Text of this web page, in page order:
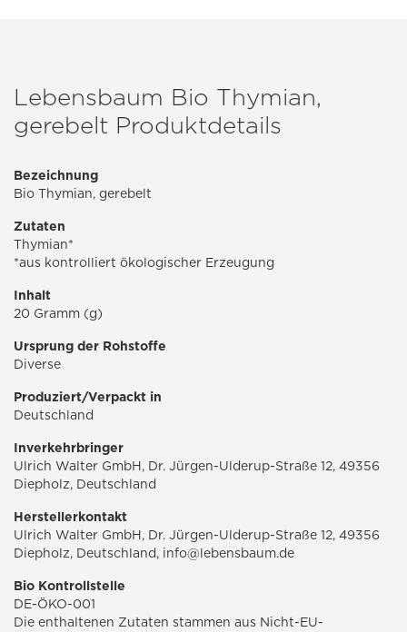
Lebensbaum Bio Thymian,
gerebelt Produktdetails
Bezeichnung
Bio Thymian, gerebelt
Zutaten
Thymian*
*aus kontrolliert ökologischer Erzeugung
Inhalt
20 Gramm (g)
Ursprung der Rohstoffe
Diverse
Produziert/Verpackt in
Deutschland
Inverkehrbringer
Ulrich Walter GmbH, Dr. Jürgen-Ulderup-Straße 12, 49356
Diepholz, Deutschland
Herstellerkontakt
Ulrich Walter GmbH, Dr. Jürgen-Ulderup-Straße 12, 49356
Diepholz, Deutschland, info@lebensbaum.de
Bio Kontrollstelle
DE-ÖKO-001
Die enthaltenen Zutaten stammen aus Nicht-EU-